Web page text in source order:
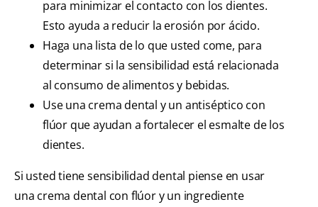
para minimizar el contacto con los dientes.
Esto ayuda a reducir la erosión por ácido.
Haga una lista de lo que usted come, para
determinar si la sensibilidad está relacionada
al consumo de alimentos y bebidas.
Use una crema dental y un antiséptico con
flúor que ayudan a fortalecer el esmalte de los
dientes.
Si usted tiene sensibilidad dental piense en usar
una crema dental con flúor y un ingrediente